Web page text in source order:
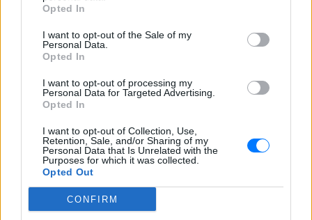
Opted In
I want to opt-out of the Sale of my
Personal Data.
Opted In
I want to opt-out of processing my
Personal Data for Targeted Advertising.
Opted In
I want to opt-out of Collection, Use,
Retention, Sale, and/or Sharing of my
Personal Data that Is Unrelated with the
Purposes for which it was collected.
Opted Out
CONFIRM
Για ακόμη περισσότερα
ειδήσεων του E-Daily.gr
Ακολουθήστε το E-Radio.gr και στο Instagram
ΔΙΑΦΗΜΙΣΗ